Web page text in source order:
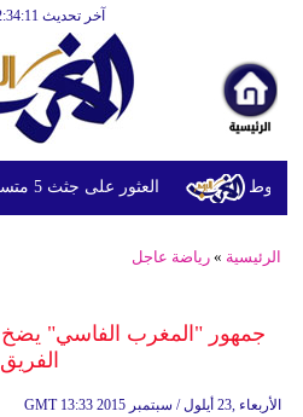
آخر تحديث GMT 12:34:11
العثور على جثث 5 متسلقين فُقدوا العام الماضي في النيبال
الرئيسية »رياضة عاجل
الفريق
GMT 13:33 2015 الأربعاء ,23 أيلول / سبتمبر